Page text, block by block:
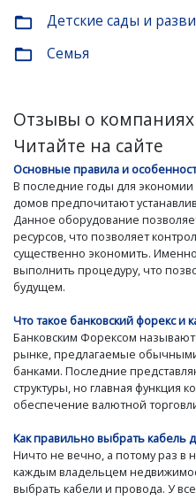
folder_open Детские сады и
folder_open Семья
Отзывы о компаниях
Читайте на сайте
Основные правила и
В последние годы для
домов предпочитают
Данное оборудование
ресурсов, что позволяет
существенно экономить.
выполнить процедуру, что
будущем.
Что такое банковский форекс и
Банковским Форексом называют
рынке, предлагаемые
банками. Последние
структуры, но главная функция
обеспечение валютной
Как правильно выбрать кабель
Ничто не вечно, а потому раз в
каждым владельцем
выбрать кабели и провода. У